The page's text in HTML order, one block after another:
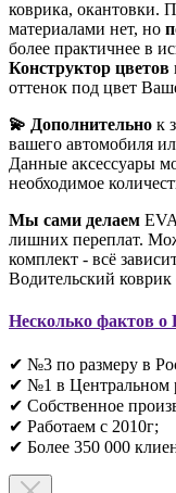
коврика, окантовки.
материалами нет, но
более практичнее в
Конструктор цветов
оттенок под цвет
💫 Дополнительно к
вашего автомобиля
Данные аксессуары
необходимое
Мы сами делаем
лишних переплат.
комплект - всё
Водительский коврик
Несколько фактов
✔ №3 по размеру в
✔ №1 в Центральном
✔ Собственное
✔ Работаем с 2010г;
✔ Более 350 000